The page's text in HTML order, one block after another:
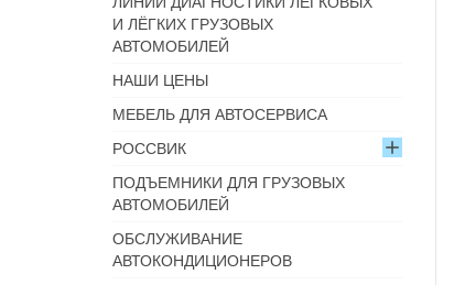
И ЛЁГКИХ ГРУЗОВЫХ
АВТОМОБИЛЕЙ
НАШИ ЦЕНЫ
МЕБЕЛЬ ДЛЯ АВТОСЕРВИСА
РОССВИК
ПОДЪЕМНИКИ ДЛЯ ГРУЗОВЫХ
АВТОМОБИЛЕЙ
ОБСЛУЖИВАНИЕ
АВТОКОНДИЦИОНЕРОВ